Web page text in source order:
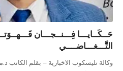
التَّـــغـــاضــــي
وكالة تليسكوب الاخبارية – بقلم